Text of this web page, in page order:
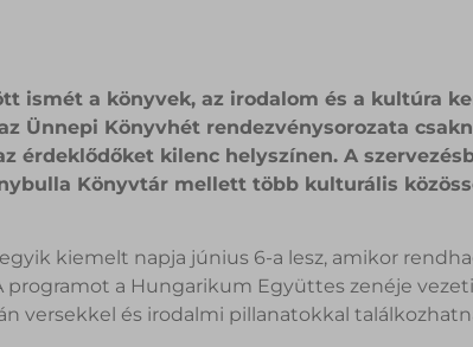
ismét a könyvek, az irodalom és a kultúra
Ünnepi Könyvhét rendezvénysorozata
érdeklődőket kilenc helyszínen. A
Könyvtár mellett több kulturális
kiemelt napja június 6-a lesz, amikor
programot a Hungarikum Együttes zenéje
versekkel és irodalmi pillanatokkal